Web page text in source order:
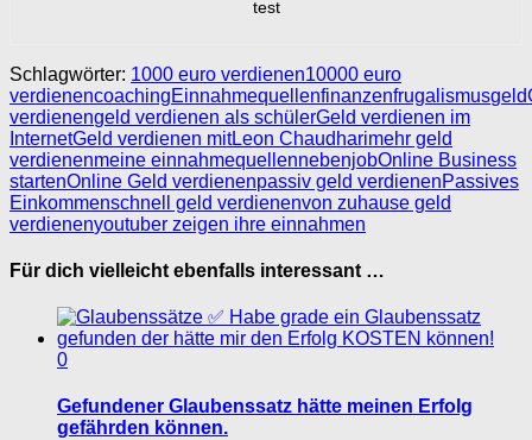
test
Schlagwörter: 1000 euro verdienen10000 euro
verdienencoachingEinnahmequellenfinanzenfrugalismusgeld
verdienengeld verdienen als schülerGeld verdienen im
InternetGeld verdienen mitLeon Chaudharimehr geld
verdienenmeine einnahmequellennebenjobOnline Business
startenOnline Geld verdienenpassiv geld verdienenPassives
Einkommenschnell geld verdienenvon zuhause geld
verdienenyoutuber zeigen ihre einnahmen
Für dich vielleicht ebenfalls interessant …
0
Gefundener Glaubenssatz hätte meinen Erfolg
gefährden können.